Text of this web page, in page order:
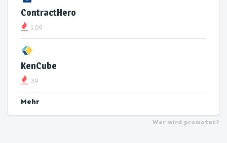
ContractHero
109
KenCube
39
Mehr
Wer wird promotet?